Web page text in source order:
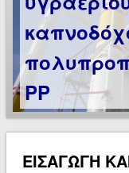
PP
ΕΙΣΑΓΩΓΗ